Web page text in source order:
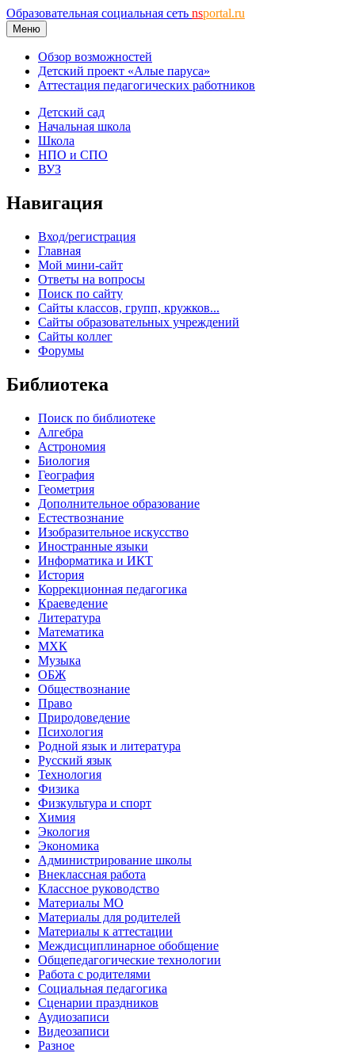
Образовательная социальная сеть nsportal.ru
Меню
Обзор возможностей
Детский проект «Алые паруса»
Аттестация педагогических работников
Детский сад
Начальная школа
Школа
НПО и СПО
ВУЗ
Навигация
Вход/регистрация
Главная
Мой мини-сайт
Ответы на вопросы
Поиск по сайту
Сайты классов, групп, кружков...
Сайты образовательных учреждений
Сайты коллег
Форумы
Библиотека
Поиск по библиотеке
Алгебра
Астрономия
Биология
География
Геометрия
Дополнительное образование
Естествознание
Изобразительное искусство
Иностранные языки
Информатика и ИКТ
История
Коррекционная педагогика
Краеведение
Литература
Математика
МХК
Музыка
ОБЖ
Обществознание
Право
Природоведение
Психология
Родной язык и литература
Русский язык
Технология
Физика
Физкультура и спорт
Химия
Экология
Экономика
Администрирование школы
Внеклассная работа
Классное руководство
Материалы МО
Материалы для родителей
Материалы к аттестации
Междисциплинарное обобщение
Общепедагогические технологии
Работа с родителями
Социальная педагогика
Сценарии праздников
Аудиозаписи
Видеозаписи
Разное